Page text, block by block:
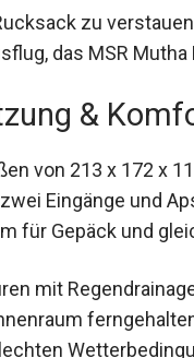
zu
das MSR
&
von 213 x 172 x
Eingänge und
für Gepäck und
mit